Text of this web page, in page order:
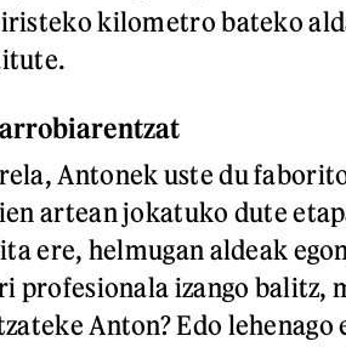
kilometro bateko
Antonek uste du
artean jokatuko dute
ere, helmugan aldeak
profesionala izango balitz,
Anton? Edo lehenago